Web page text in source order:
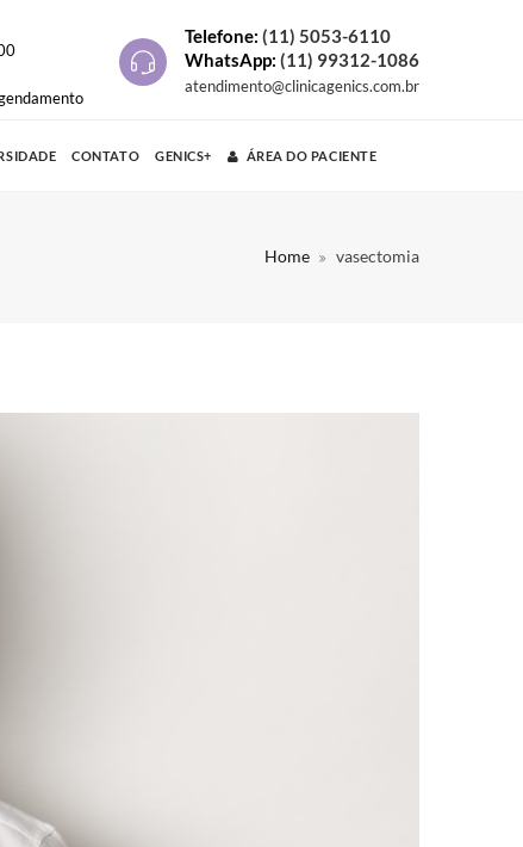
Telefone: (11) 5053-6110
WhatsApp: (11) 99312-1086
atendimento@clinicagenics.com.br
CONTATO GENICS+ ÁREA DO PACIENTE
Home vasectomia